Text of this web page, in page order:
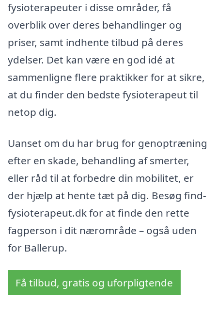
fysioterapeuter i disse områder, få
overblik over deres behandlinger og
priser, samt indhente tilbud på deres
ydelser. Det kan være en god idé at
sammenligne flere praktikker for at sikre,
at du finder den bedste fysioterapeut til
netop dig.
Uanset om du har brug for genoptræning
efter en skade, behandling af smerter,
eller råd til at forbedre din mobilitet, er
der hjælp at hente tæt på dig. Besøg find-
fysioterapeut.dk for at finde den rette
fagperson i dit nærområde – også uden
for Ballerup.
Få tilbud, gratis og uforpligtende